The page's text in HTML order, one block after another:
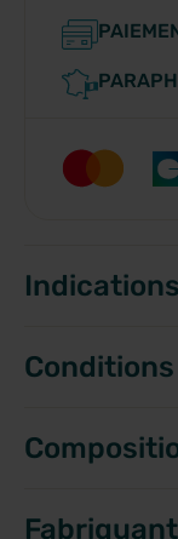
Indications
Fabriquant